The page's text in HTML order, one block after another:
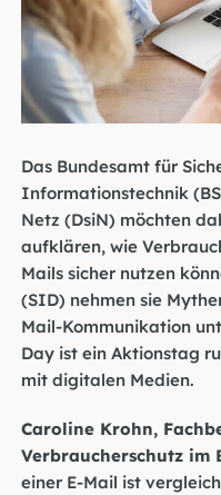
Das Bundesamt für
Informationstechnik
Netz (DsiN) möchten
aufklären, wie
Mails sicher nutzen
(SID) nehmen sie
Mail-Kommunikation
Day ist ein Aktionstag
mit digitalen Medien.
Caroline Krohn,
Verbraucherschutz im
einer E-Mail ist